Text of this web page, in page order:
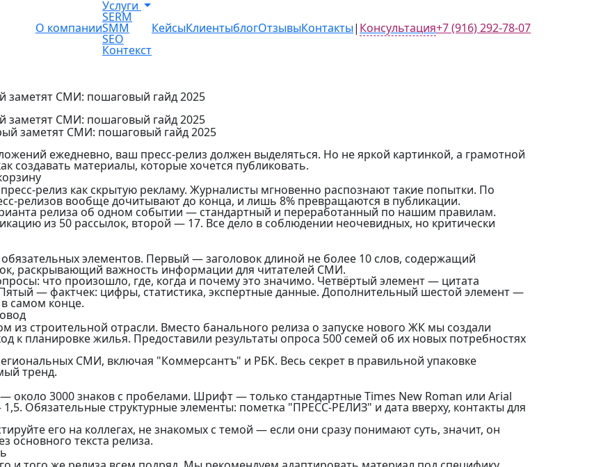
О компании
Услуги
SERM
SMM
SEO
Контекст
КейсыКлиентыблогОтзывыКонтакты| Консультация+7 (916) 292-78-07
заметят СМИ: пошаговый гайд 2025
заметят СМИ: пошаговый гайд 2025
ежедневно, ваш пресс-релиз должен выделяться. Но не яркой картинкой, а грамотной
создавать материалы, которые хочется публиковать.
релиз как скрытую рекламу. Журналисты мгновенно распознают такие попытки. По
релизов вообще дочитывают до конца, и лишь 8% превращаются в публикации.
релиза об одном событии — стандартный и переработанный по нашим правилам.
из 50 рассылок, второй — 17. Все дело в соблюдении неочевидных, но критически
элементов. Первый — заголовок длиной не более 10 слов, содержащий
раскрывающий важность информации для читателей СМИ.
что произошло, где, когда и почему это значимо. Четвёртый элемент — цитата
— фактчек: цифры, статистика, экспертные данные. Дополнительный шестой элемент —
самом конце.
из строительной отрасли. Вместо банального релиза о запуске нового ЖК мы создали
к планировке жилья. Предоставили результаты опроса 500 семей об их новых потребностях
СМИ, включая "Коммерсантъ" и РБК. Весь секрет в правильной упаковке
тренд.
3000 знаков с пробелами. Шрифт — только стандартные Times New Roman или Arial
Обязательные структурные элементы: пометка "ПРЕСС-РЕЛИЗ" и дата вверху, контакты для
его на коллегах, не знакомых с темой — если они сразу понимают суть, значит, он
основного текста релиза.